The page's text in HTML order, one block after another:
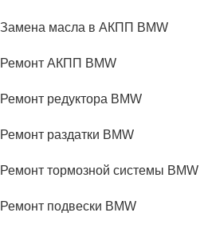
Замена масла в АКПП BMW
Ремонт АКПП BMW
Ремонт редуктора BMW
Ремонт раздатки BMW
Ремонт тормозной системы BMW
Ремонт подвески BMW